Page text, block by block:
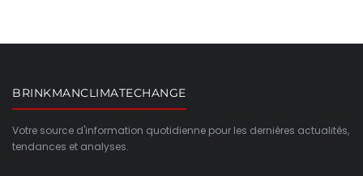
BRINKMANCLIMATECHANGE
Votre source d'information quotidienne pour les dernières actualités,
tendances et analyses.